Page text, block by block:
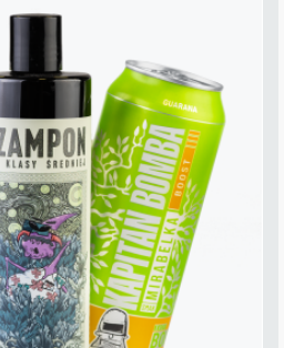
product
multiple
variants.
The
options
may
be
chosen
on
the
product
page